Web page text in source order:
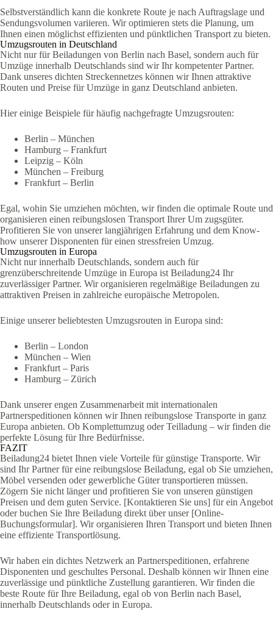
Selbstverständlich kann die konkrete Route je nach Auftragslage und
Sendungsvolumen variieren. Wir optimieren stets die Planung, um
Ihnen einen möglichst effizienten und pünktlichen Transport zu bieten.
Umzugsrouten in Deutschland
Nicht nur für Beiladungen von Berlin nach Basel, sondern auch für
Umzüge innerhalb Deutschlands sind wir Ihr kompetenter Partner.
Dank unseres dichten Streckennetzes können wir Ihnen attraktive
Routen und Preise für Umzüge in ganz Deutschland anbieten.
Hier einige Beispiele für häufig nachgefragte Umzugsrouten:
Berlin – München
Hamburg – Frankfurt
Leipzig – Köln
München – Freiburg
Frankfurt – Berlin
Egal, wohin Sie umziehen möchten, wir finden die optimale Route und
organisieren einen reibungslosen Transport Ihrer Um zugsgüter.
Profitieren Sie von unserer langjährigen Erfahrung und dem Know-
how unserer Disponenten für einen stressfreien Umzug.
Umzugsrouten in Europa
Nicht nur innerhalb Deutschlands, sondern auch für
grenzüberschreitende Umzüge in Europa ist Beiladung24 Ihr
zuverlässiger Partner. Wir organisieren regelmäßige Beiladungen zu
attraktiven Preisen in zahlreiche europäische Metropolen.
Einige unserer beliebtesten Umzugsrouten in Europa sind:
Berlin – London
München – Wien
Frankfurt – Paris
Hamburg – Zürich
Dank unserer engen Zusammenarbeit mit internationalen
Partnerspeditionen können wir Ihnen reibungslose Transporte in ganz
Europa anbieten. Ob Komplettumzug oder Teilladung – wir finden die
perfekte Lösung für Ihre Bedürfnisse.
FAZIT
Beiladung24 bietet Ihnen viele Vorteile für günstige Transporte. Wir
sind Ihr Partner für eine reibungslose Beiladung, egal ob Sie umziehen,
Möbel versenden oder gewerbliche Güter transportieren müssen.
Zögern Sie nicht länger und profitieren Sie von unseren günstigen
Preisen und dem guten Service. [Kontaktieren Sie uns] für ein Angebot
oder buchen Sie Ihre Beiladung direkt über unser [Online-
Buchungsformular]. Wir organisieren Ihren Transport und bieten Ihnen
eine effiziente Transportlösung.
Wir haben ein dichtes Netzwerk an Partnerspeditionen, erfahrene
Disponenten und geschultes Personal. Deshalb können wir Ihnen eine
zuverlässige und pünktliche Zustellung garantieren. Wir finden die
beste Route für Ihre Beiladung, egal ob von Berlin nach Basel,
innerhalb Deutschlands oder in Europa.